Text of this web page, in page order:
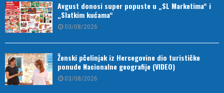
Avgust donosi super popuste u „SL Marketima“ i
„Slatkim kućama“
03/08/2026
Ženski pčelinjak iz Hercegovine dio turističke
ponude Nacionalne geografije (VIDEO)
03/08/2026